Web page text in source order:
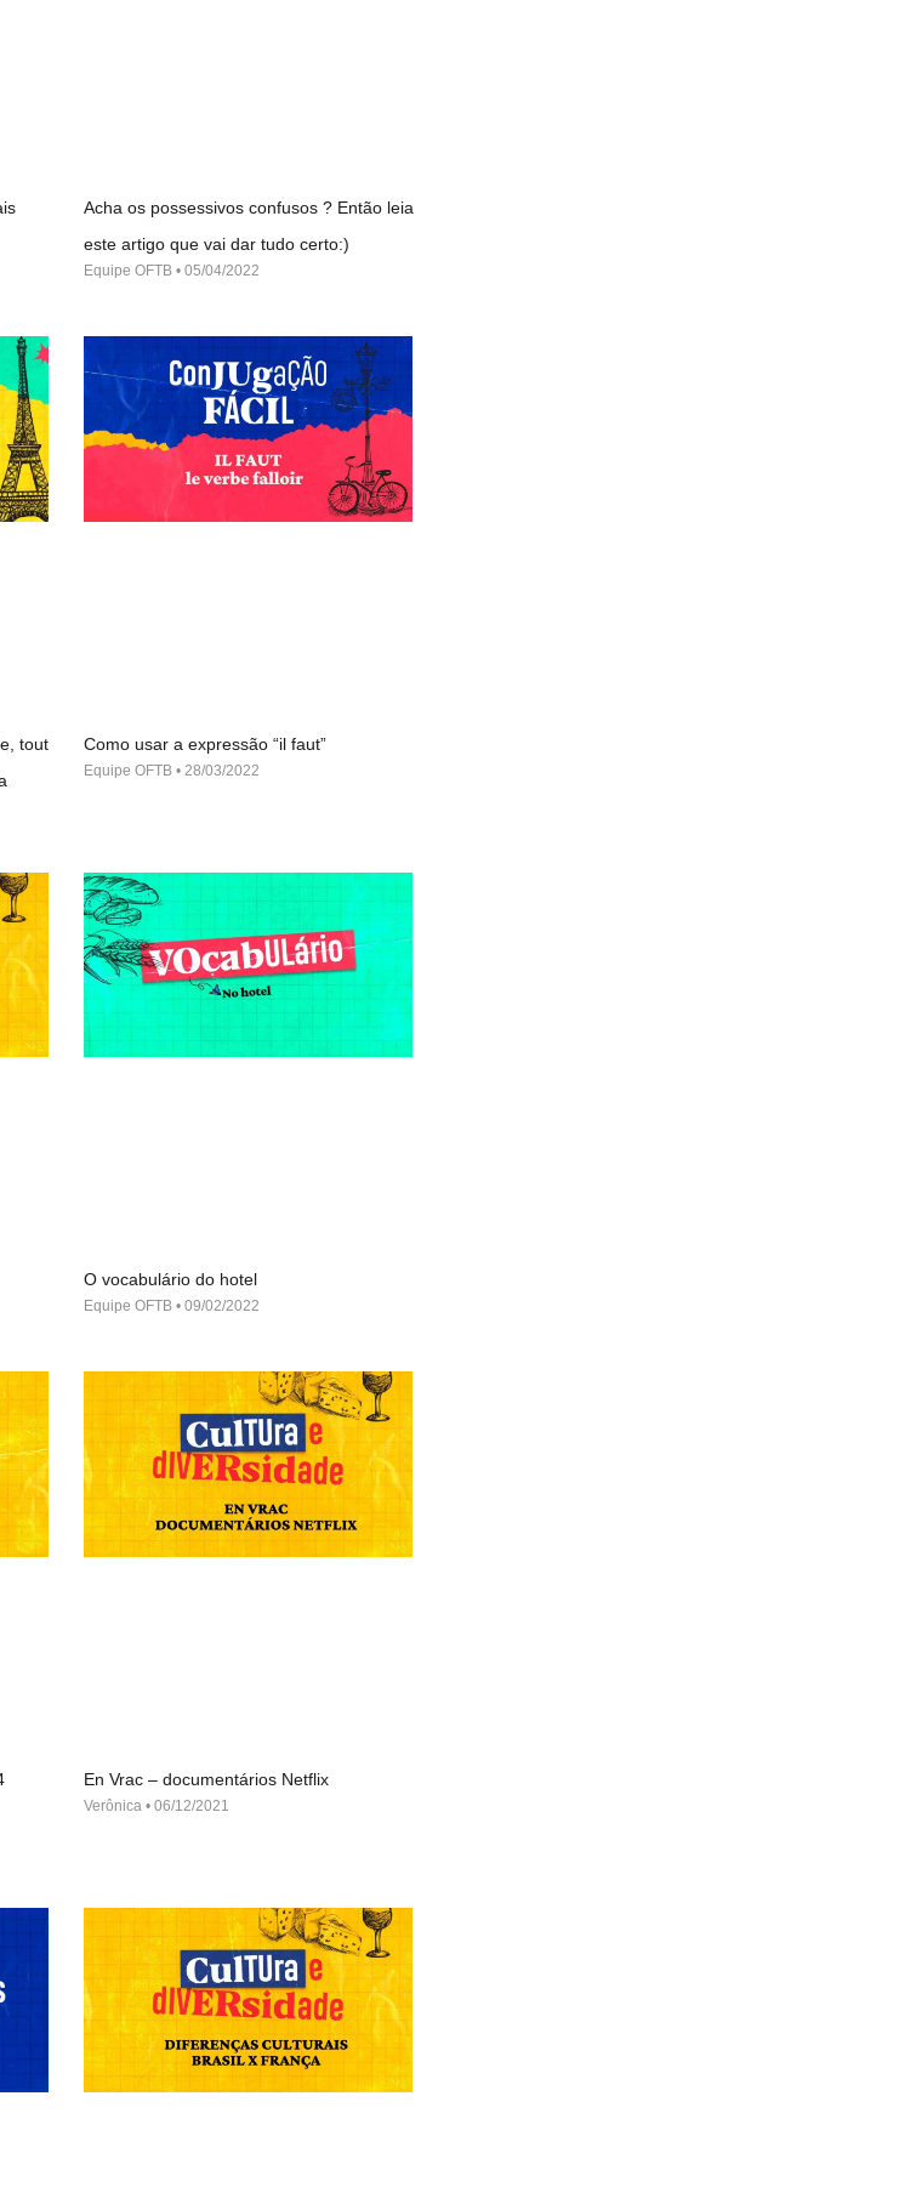
Acha os possessivos confusos ? Então leia
este artigo que vai dar tudo certo:)
Equipe OFTB 05/04/2022
tout
Como usar a expressão “il faut”
Equipe OFTB 28/03/2022
O vocabulário do hotel
Equipe OFTB 09/02/2022
En Vrac – documentários Netflix
Verônica 06/12/2021